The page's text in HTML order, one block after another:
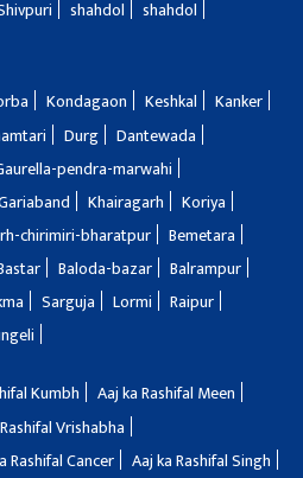
shahdol
shahdol
Kondagaon Keshkal
Kanker
Durg
Dantewada
pendra-marwahi
Khairagarh
Koriya
chirimiri-bharatpur
Bemetara
Baloda-bazar
Balrampur
Sarguja Lormi
Raipur
Kumbh
Aaj ka Rashifal Meen
Vrishabha
Rashifal Cancer
Aaj ka Rashifal Singh